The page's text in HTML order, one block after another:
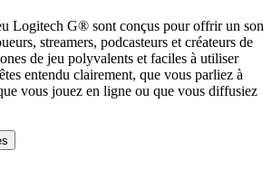
Logitech G® sont conçus pour offrir un son
streamers, podcasteurs et créateurs de
de jeu polyvalents et faciles à utiliser
entendu clairement, que vous parliez à
vous jouez en ligne ou que vous diffusiez